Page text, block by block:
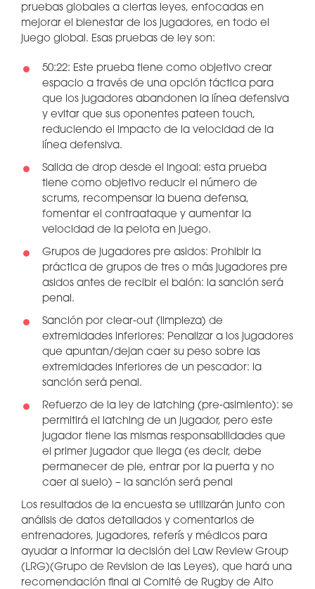
pruebas globales a ciertas leyes, enfocadas en
mejorar el bienestar de los jugadores, en todo el
juego global. Esas pruebas de ley son:
50:22: Este prueba tiene como objetivo crear
espacio a través de una opción táctica para
que los jugadores abandonen la línea defensiva
y evitar que sus oponentes pateen touch,
reduciendo el impacto de la velocidad de la
línea defensiva.
Salida de drop desde el ingoal: esta prueba
tiene como objetivo reducir el número de
scrums, recompensar la buena defensa,
fomentar el contraataque y aumentar la
velocidad de la pelota en juego.
Grupos de jugadores pre asidos: Prohibir la
práctica de grupos de tres o más jugadores pre
asidos antes de recibir el balón: la sanción será
penal.
Sanción por clear-out (limpieza) de
extremidades inferiores: Penalizar a los jugadores
que apuntan/dejan caer su peso sobre las
extremidades inferiores de un pescador: la
sanción será penal.
Refuerzo de la ley de latching (pre-asimiento): se
permitirá el latching de un jugador, pero este
jugador tiene las mismas responsabilidades que
el primer jugador que llega (es decir, debe
permanecer de pie, entrar por la puerta y no
caer al suelo) – la sanción será penal
Los resultados de la encuesta se utilizarán junto con
análisis de datos detallados y comentarios de
entrenadores, jugadores, referís y médicos para
ayudar a informar la decisión del Law Review Group
(LRG)(Grupo de Revision de las Leyes), que hará una
recomendación final al Comité de Rugby de Alto